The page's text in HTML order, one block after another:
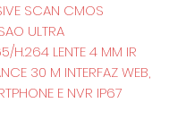
SCAN CMOS
ULTRA
H.264 LENTE 4 MM IR
30 M INTERFAZ WEB,
E NVR IP67